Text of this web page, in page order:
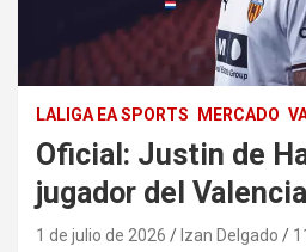
LALIGA EA SPORTS MERCADO
Oficial: Justin de
jugador del
1 de julio de 2026 Izan Delgado